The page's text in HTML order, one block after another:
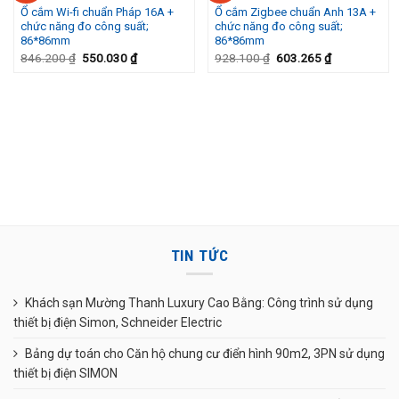
Add to
Ổ cắm Wi-fi chuẩn Pháp 16A +
chức năng đo công suất;
86*86mm
846.200₫ 550.030₫
Add to
Ổ cắm Zigbee chuẩn Anh 13A +
chức năng đo công suất;
86*86mm
928.100₫ 603.265₫
TIN TỨC
Khách sạn Mường Thanh Luxury Cao Bằng: Công trình sử dụng
thiết bị điện Simon, Schneider Electric
Bảng dự toán cho Căn hộ chung cư điển hình 90m2, 3PN sử dụng
thiết bị điện SIMON